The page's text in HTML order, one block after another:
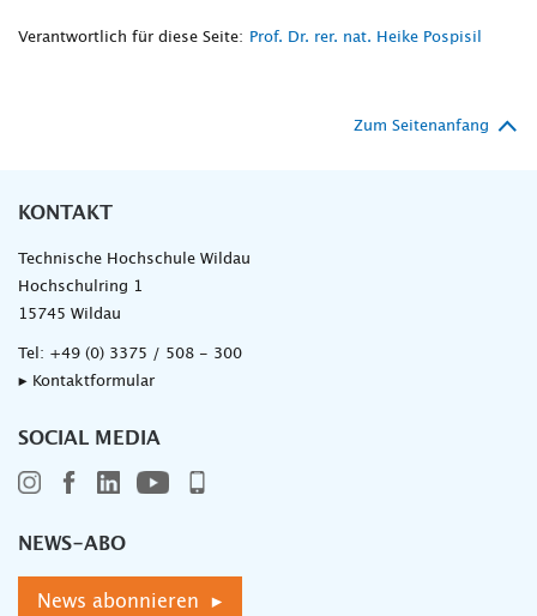
Verantwortlich für diese Seite: Prof. Dr. rer. nat. Heike Pospisil
Zum Seitenanfang
KONTAKT
Technische Hochschule Wildau
Hochschulring 1
15745 Wildau
Tel: +49 (0) 3375 / 508 - 300
▸ Kontaktformular
SOCIAL MEDIA
NEWS-ABO
News abonnieren ▸